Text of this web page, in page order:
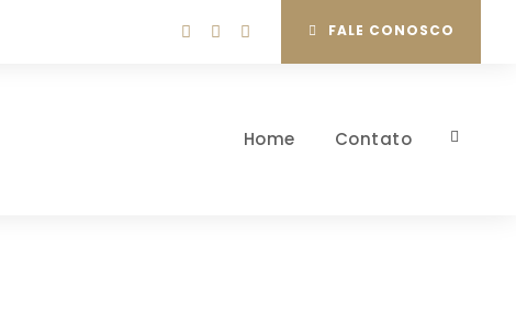
FALE CONOSCO
Home Contato